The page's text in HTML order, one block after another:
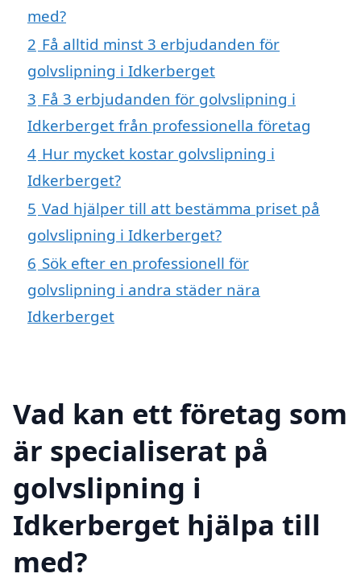
med?
2 Få alltid minst 3 erbjudanden för
golvslipning i Idkerberget
3 Få 3 erbjudanden för golvslipning i
Idkerberget från professionella företag
4 Hur mycket kostar golvslipning i
Idkerberget?
5 Vad hjälper till att bestämma priset på
golvslipning i Idkerberget?
6 Sök efter en professionell för
golvslipning i andra städer nära
Idkerberget
Vad kan ett företag som
är specialiserat på
golvslipning i
Idkerberget hjälpa till
med?